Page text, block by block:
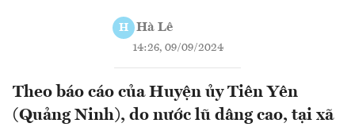
H Hà Lê
14:26, 09/09/2024
Theo báo cáo của Huyện ủy Tiên Yên
(Quảng Ninh), do nước lũ dâng cao, tại xã